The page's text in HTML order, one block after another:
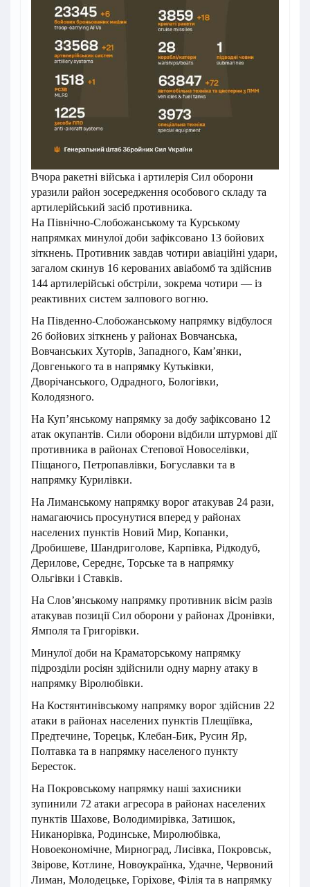
Вчора ракетні війська і артилерія Сил оборони
уразили район зосередження особового складу та
артилерійський засіб противника.
На Північно-Слобожанському та Курському
напрямках минулої доби зафіксовано 13 бойових
зіткнень. Противник завдав чотири авіаційні удари,
загалом скинув 16 керованих авіабомб та здійснив
144 артилерійські обстріли, зокрема чотири — із
реактивних систем залпового вогню.
На Південно-Слобожанському напрямку відбулося
26 бойових зіткнень у районах Вовчанська,
Вовчанських Хуторів, Западного, Кам’янки,
Довгенького та в напрямку Кутьківки,
Дворічанського, Одрадного, Бологівки,
Колодязного.
На Куп’янському напрямку за добу зафіксовано 12
атак окупантів. Сили оборони відбили штурмові дії
противника в районах Степової Новоселівки,
Піщаного, Петропавлівки, Богуславки та в
напрямку Курилівки.
На Лиманському напрямку ворог атакував 24 рази,
намагаючись просунутися вперед у районах
населених пунктів Новий Мир, Копанки,
Дробишеве, Шандриголове, Карпівка, Рідкодуб,
Дерилове, Середнє, Торське та в напрямку
Ольгівки і Ставків.
На Слов’янському напрямку противник вісім разів
атакував позиції Сил оборони у районах Дронівки,
Ямполя та Григорівки.
Минулої доби на Краматорському напрямку
підрозділи росіян здійснили одну марну атаку в
напрямку Віролюбівки.
На Костянтинівському напрямку ворог здійснив 22
атаки в районах населених пунктів Плещіївка,
Предтечине, Торецьк, Клебан-Бик, Русин Яр,
Полтавка та в напрямку населеного пункту
Бересток.
На Покровському напрямку наші захисники
зупинили 72 атаки агресора в районах населених
пунктів Шахове, Володимирівка, Затишок,
Никанорівка, Родинське, Миролюбівка,
Новоекономічне, Мирноград, Лисівка, Покровськ,
Звірове, Котлине, Новоукраїнка, Удачне, Червоний
Лиман, Молодецьке, Горіхове, Філія та в напрямку